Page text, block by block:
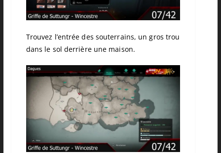
Trouvez l’entrée des souterrains, un gros trou
dans le sol derrière une maison.